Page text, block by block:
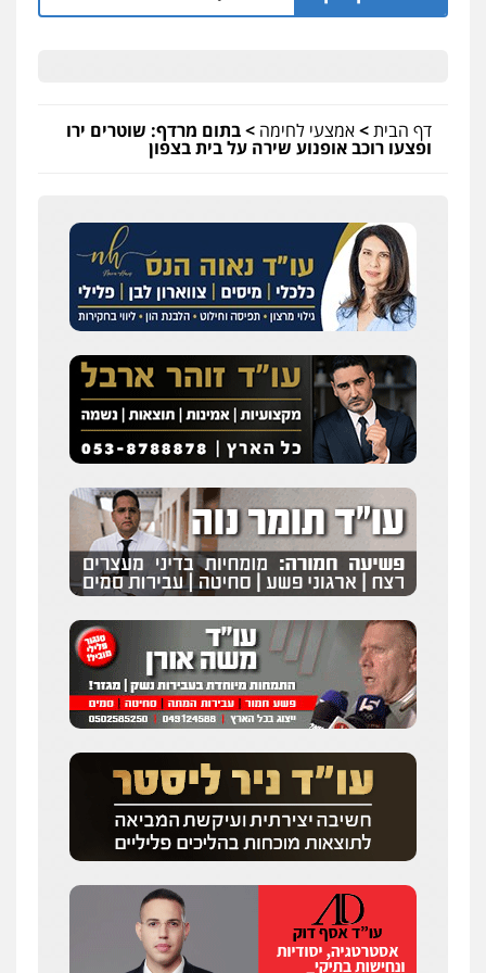
דף הבית>אמצעי לחימה >בתום מרדף: שוטרים ירו
ופצעו רוכב אופנוע שירה על בית בצפון